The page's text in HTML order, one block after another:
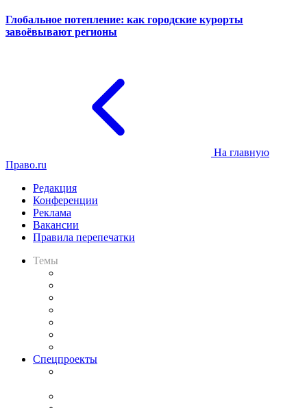
Глобальное потепление: как городские курорты
завоёвывают регионы
На главную
Право.ru
Редакция
Конференции
Реклама
Вакансии
Правила перепечатки
Темы
Спецпроекты